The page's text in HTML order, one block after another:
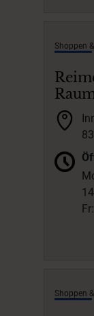
Shoppen
Shoppen